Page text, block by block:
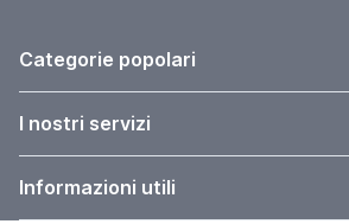
Categorie popolari
I nostri servizi
Informazioni utili